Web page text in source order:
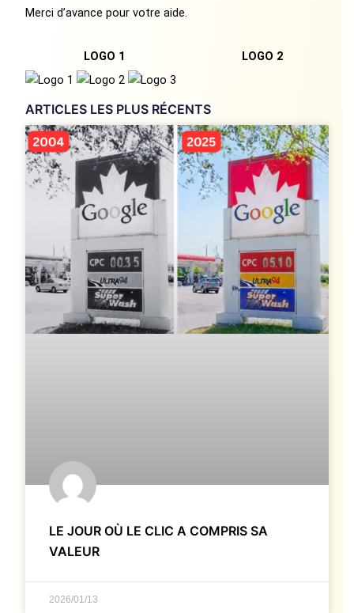
Merci d’avance pour votre aide.
LOGO 1 LOGO 2
ARTICLES LES PLUS RÉCENTS
LE JOUR OÙ LE CLIC A COMPRIS SA
VALEUR
2026/01/13